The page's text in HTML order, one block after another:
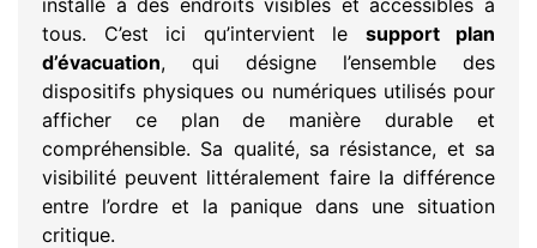
installé à des endroits visibles et accessibles à
tous. C’est ici qu’intervient le support plan
d’évacuation, qui désigne l’ensemble des
dispositifs physiques ou numériques utilisés pour
afficher ce plan de manière durable et
compréhensible. Sa qualité, sa résistance, et sa
visibilité peuvent littéralement faire la différence
entre l’ordre et la panique dans une situation
critique.